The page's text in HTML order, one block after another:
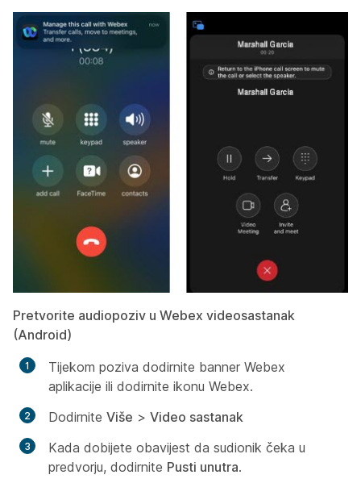
Pretvorite audiopoziv u Webex videosastanak
(Android)
Tijekom poziva dodirnite banner Webex
aplikacije ili dodirnite ikonu Webex.
Dodirnite Više > Video sastanak
Kada dobijete obavijest da sudionik čeka u
predvorju, dodirnite Pusti unutra.